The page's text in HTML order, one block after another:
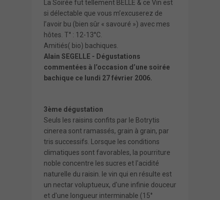
La Soirée fut tellement BELLE & ce Vin est
si délectable que vous m’excuserez de
l’avoir bu (bien sûr « savouré ») avec mes
hôtes. T° : 12-13°C.
Amitiés( bio) bachiques.
Alain SEGELLE - Dégustations
commentées à l’occasion d’une soirée
bachique ce lundi 27 février 2006.
3ème dégustation
Seuls les raisins confits par le Botrytis
cinerea sont ramassés, grain à grain, par
tris successifs. Lorsque les conditions
climatiques sont favorables, la pourriture
noble concentre les sucres et l'acidité
naturelle du raisin. le vin qui en résulte est
un nectar voluptueux, d'une infinie douceur
et d'une longueur interminable (15°